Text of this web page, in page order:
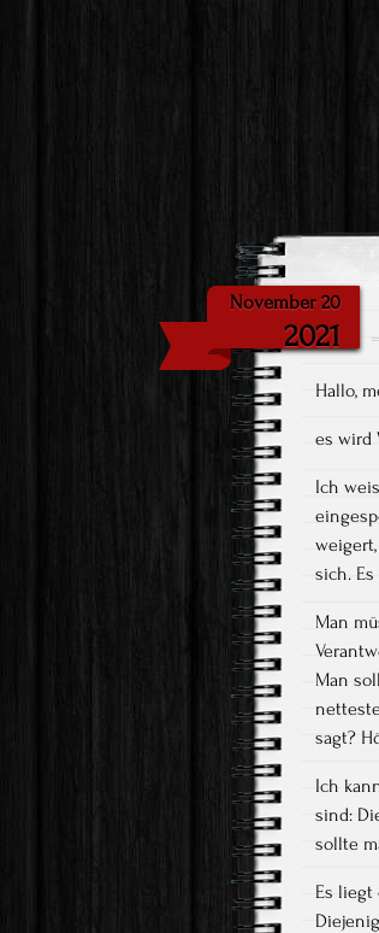
November 20
2021
Hallo,
es wird
Ich
sich.
Man
Man
sagt?
Ich
sind:
sollte
Es liegt